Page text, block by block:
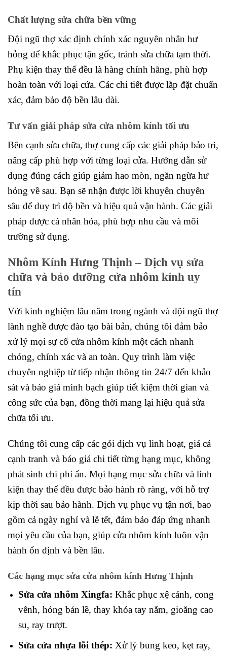
Chất lượng sửa chữa bền vững
Đội ngũ thợ xác định chính xác nguyên nhân hư
hỏng để khắc phục tận gốc, tránh sửa chữa tạm thời.
Phụ kiện thay thế đều là hàng chính hãng, phù hợp
hoàn toàn với loại cửa. Các chi tiết được lắp đặt chuẩn
xác, đảm bảo độ bền lâu dài.
Tư vấn giải pháp sửa cửa nhôm kính tối ưu
Bên cạnh sửa chữa, thợ cung cấp các giải pháp bảo trì,
nâng cấp phù hợp với từng loại cửa. Hướng dẫn sử
dụng đúng cách giúp giảm hao mòn, ngăn ngừa hư
hỏng về sau. Bạn sẽ nhận được lời khuyên chuyên
sâu để duy trì độ bền và hiệu quả vận hành. Các giải
pháp được cá nhân hóa, phù hợp nhu cầu và môi
trường sử dụng.
Nhôm Kính Hưng Thịnh – Dịch vụ sửa
chữa và bảo dưỡng cửa nhôm kính uy
tín
Với kinh nghiệm lâu năm trong ngành và đội ngũ thợ
lành nghề được đào tạo bài bản, chúng tôi đảm bảo
xử lý mọi sự cố cửa nhôm kính một cách nhanh
chóng, chính xác và an toàn. Quy trình làm việc
chuyên nghiệp từ tiếp nhận thông tin 24/7 đến khảo
sát và báo giá minh bạch giúp tiết kiệm thời gian và
công sức của bạn, đồng thời mang lại hiệu quả sửa
chữa tối ưu.
Chúng tôi cung cấp các gói dịch vụ linh hoạt, giá cả
cạnh tranh và báo giá chi tiết từng hạng mục, không
phát sinh chi phí ẩn. Mọi hạng mục sửa chữa và linh
kiện thay thế đều được bảo hành rõ ràng, với hỗ trợ
kịp thời sau bảo hành. Dịch vụ phục vụ tận nơi, bao
gồm cả ngày nghỉ và lễ tết, đảm bảo đáp ứng nhanh
mọi yêu cầu của bạn, giúp cửa nhôm kính luôn vận
hành ổn định và bền lâu.
Các hạng mục sửa cửa nhôm kính Hưng Thịnh
Sửa cửa nhôm Xingfa: Khắc phục xệ cánh, cong
vênh, hỏng bản lề, thay khóa tay nắm, gioăng cao
su, ray trượt.
Sửa cửa nhựa lõi thép: Xử lý bung keo, kẹt ray,